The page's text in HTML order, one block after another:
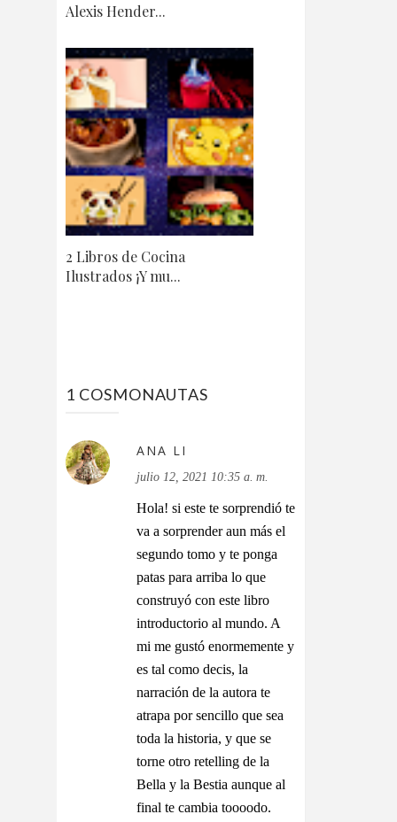
Alexis Hender...
2 Libros de Cocina
Ilustrados ¡Y mu...
1 COSMONAUTAS
ANA LI
julio 12, 2021 10:35 a. m.
Hola! si este te sorprendió te
va a sorprender aun más el
segundo tomo y te ponga
patas para arriba lo que
construyó con este libro
introductorio al mundo. A
mi me gustó enormemente y
es tal como decis, la
narración de la autora te
atrapa por sencillo que sea
toda la historia, y que se
torne otro retelling de la
Bella y la Bestia aunque al
final te cambia toooodo.